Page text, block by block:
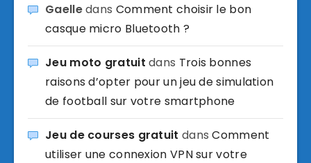
Gaelledans Comment choisir le bon
casque micro Bluetooth ?
Jeu moto gratuit dans Trois bonnes
raisons d’opter pour un jeu de simulation
de football sur votre smartphone
Jeu de courses gratuit dansComment
utiliser une connexion VPN sur votre